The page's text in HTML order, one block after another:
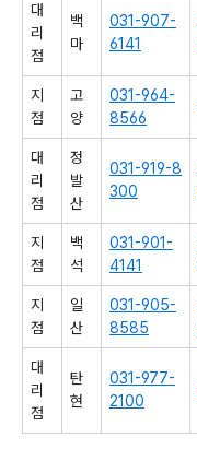
대
리
점
백
마
031-907-
6141
지
점
고
양
031-964-
8566
대
리
점
정
발
산
031-919-8
300
지
점
백
석
031-901-
4141
지
점
일
산
031-905-
8585
대
리
점
탄
현
031-977-
2100